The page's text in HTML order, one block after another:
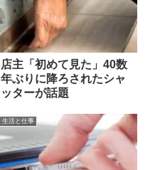
店主「初めて見た」40数
年ぶりに降ろされたシャ
ッターが話題
生活と仕事